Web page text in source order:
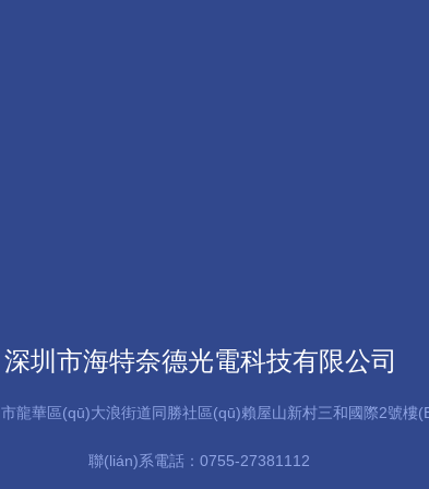
深圳市海特奈德光電科技有限公司
龍華區(qū)大浪街道同勝社區(qū)賴屋山新村三和國際2號樓
聯(lián)系電話：0755-27381112